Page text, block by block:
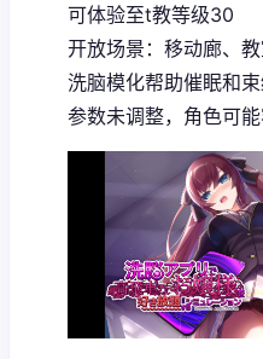
可体验至t教等级30
开放场景：移动廊、
洗脑模化帮助催眠和
参数未调整，角色可